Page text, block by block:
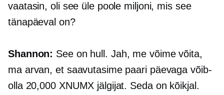
vaatasin, oli see üle poole miljoni, mis see
tänapäeval on?
Shannon: See on hull. Jah, me võime võita,
ma arvan, et saavutasime paari päevaga võib-
olla 20,000 XNUMX jälgijat. Seda on kõikjal.